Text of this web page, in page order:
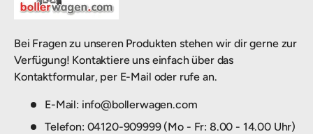
Bei Fragen zu unseren Produkten stehen wir dir gerne zur
Verfügung! Kontaktiere uns einfach über das
Kontaktformular, per E-Mail oder rufe an.
E-Mail: info@bollerwagen.com
Telefon: 04120-909999 (Mo - Fr: 8.00 - 14.00 Uhr)